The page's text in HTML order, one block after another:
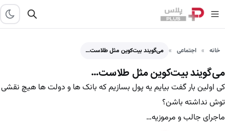
خانه اجتماعی می‌گویند بیت‌کوین مثل طلاست…
می‌گویند بیت‌کوین مثل طلاست…
کی اولین بار گفت بیایم یه پول بسازیم که بانک ها و دولت ها هیچ نقشی
توش نداشته باشن؟
ماجرای جالب و مرموزیه…